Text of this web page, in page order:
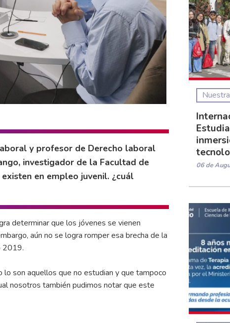
y profesor de Derecho laboral
investigador de la Facultad de
en empleo juvenil. ¿cuál
determinar que los jóvenes se vienen
aún no se logra romper esa brecha de la
2019.
son aquellos que no estudian y que tampoco
nosotros también pudimos notar que este
06 de